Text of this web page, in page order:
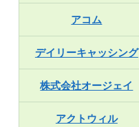
アコム
デイリーキャッシング
株式会社オージェイ
アクトウィル